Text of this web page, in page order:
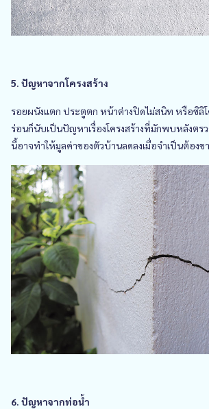
5. ปัญหาจากโครงสร้าง
รอยผนังแตก ประตูตก หน้าต่างปิดไม่สนิท หรือซิลิ
ร่อนก็นับเป็นปัญหาเรื่องโครงสร้างที่มักพบหลังตร
นี้อาจทำให้มูลค่าของตัวบ้านลดลงเมื่อจำเป็นต้องข
6. ปัญหาจากท่อน้ำ